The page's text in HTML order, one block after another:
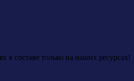
в составе только на наших ресурсах!